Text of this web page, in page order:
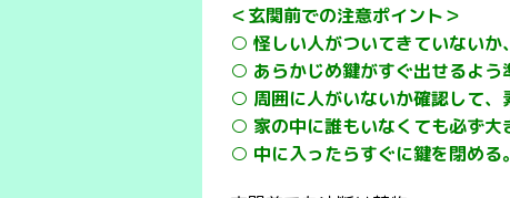
＜玄関前での注意ポイント＞
○ 怪しい人がついてきていないか
○ あらかじめ鍵がすぐ出せるよう
○ 周囲に人がいないか確認して、
○ 家の中に誰もいなくても必ず大
○ 中に入ったらすぐに鍵を閉める